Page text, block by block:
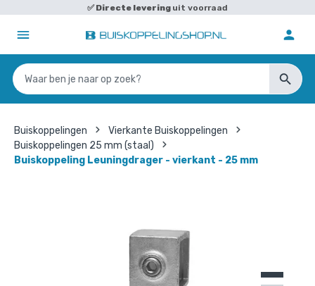
✅Directe levering uit voorraad
Buiskoppelingen
Vierkante Buiskoppelingen
Buiskoppelingen 25 mm (staal)
Buiskoppeling Leuningdrager - vierkant - 25 mm